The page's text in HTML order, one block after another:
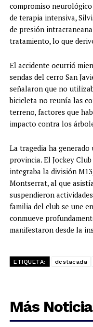
compromiso
de terapia intensiva,
de presión
tratamiento, lo que
El accidente ocurrió
sendas del cerro San
señalaron que no
bicicleta no reunía las
terreno, factores que
impacto contra los
La tragedia ha
provincia. El Jockey
integraba la división
Montserrat, al que
suspendieron
familia del club se une
conmueve
manifestaron desde la
ETIQUETA: destacada
Más